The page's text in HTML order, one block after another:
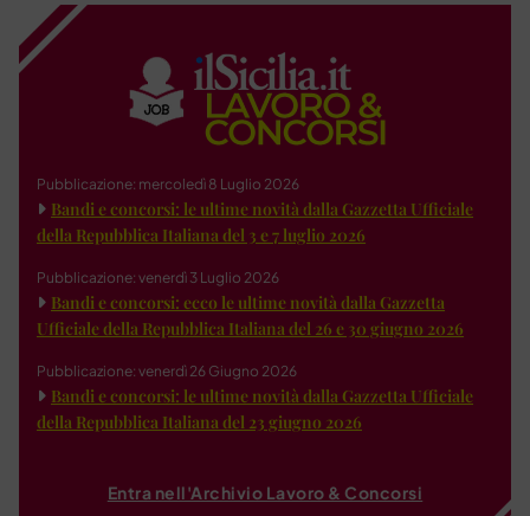
Pubblicazione: mercoledì 8 Luglio 2026
Bandi e concorsi: le ultime novità dalla Gazzetta Ufficiale
della Repubblica Italiana del 3 e 7 luglio 2026
Pubblicazione: venerdì 3 Luglio 2026
Bandi e concorsi: ecco le ultime novità dalla Gazzetta
Ufficiale della Repubblica Italiana del 26 e 30 giugno 2026
Pubblicazione: venerdì 26 Giugno 2026
Bandi e concorsi: le ultime novità dalla Gazzetta Ufficiale
della Repubblica Italiana del 23 giugno 2026
Entra nell'Archivio Lavoro & Concorsi